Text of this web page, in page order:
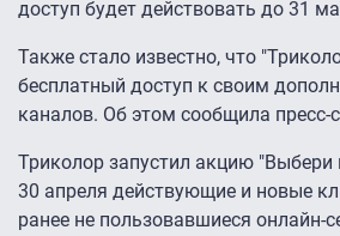
доступ будет действовать до 31
Также стало известно, что
бесплатный доступ к своим
каналов. Об этом сообщила пресс-
Триколор запустил акцию "Выбери
30 апреля действующие и новые
ранее не пользовавшиеся онлайн-